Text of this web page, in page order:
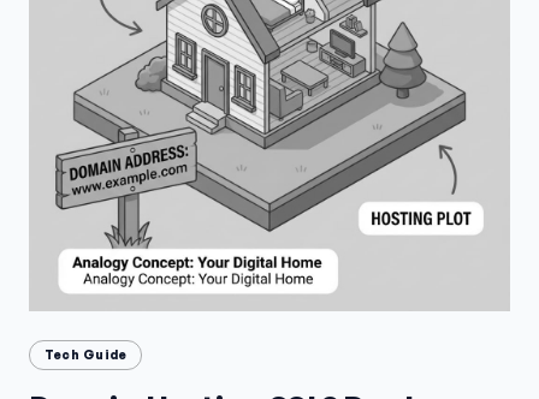
Tech Guide